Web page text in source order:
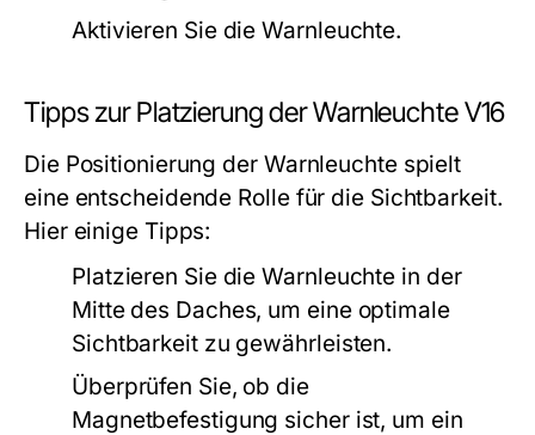
Aktivieren Sie die Warnleuchte.
Tipps zur Platzierung der Warnleuchte V16
Die Positionierung der Warnleuchte spielt
eine entscheidende Rolle für die Sichtbarkeit.
Hier einige Tipps:
Platzieren Sie die Warnleuchte in der
Mitte des Daches, um eine optimale
Sichtbarkeit zu gewährleisten.
Überprüfen Sie, ob die
Magnetbefestigung sicher ist, um ein